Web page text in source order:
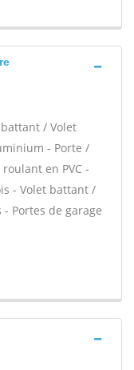
/ Volet
- Porte /
en PVC -
- Volet battant /
Portes de garage